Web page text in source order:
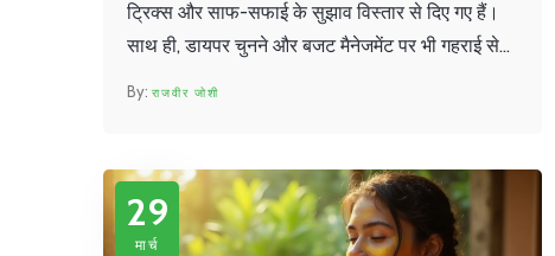
ट्रिक्स और साफ-सफाई के सुझाव विस्तार से दिए गए हैं।
साथ ही, डायपर चुनने और बजट मैनेजमेंट पर भी गहराई से
राजवीर जोशी
29
मार्च